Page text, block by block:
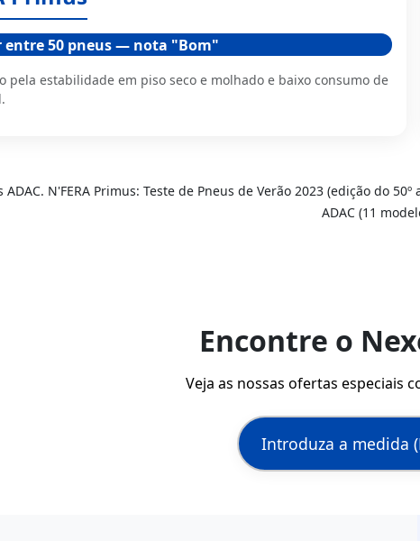
entre 50 pneus — nota "Bom"
pela estabilidade em piso seco e molhado e baixo consumo de
ADAC. N'FERA Primus: Teste de Pneus de Verão 2023 (edição do
ADAC (11
Encontre o
Veja as nossas ofertas especiais
Introduza a medida